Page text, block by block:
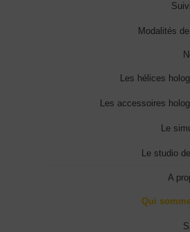
Modalités
Les hélices
Les accessoires
Le
Le studio
A
Qui